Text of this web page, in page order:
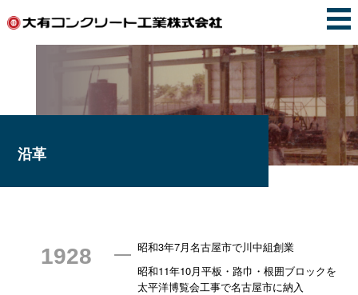
沿革
1928
昭和3年7月名古屋市で川中組創業
昭和11年10月平板・路巾・根囲ブロックを
太平洋博覧会工事で名古屋市に納入